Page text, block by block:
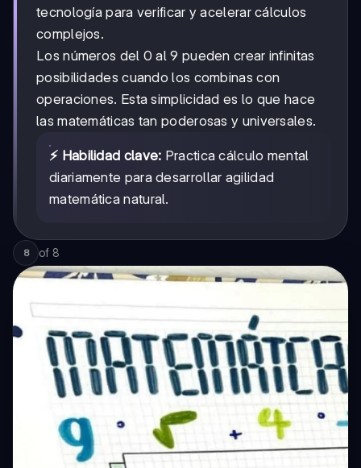
tecnología para verificar y acelerar cálculos
complejos.
Los números del 0 al 9 pueden crear infinitas
posibilidades cuando los combinas con
operaciones. Esta simplicidad es lo que hace
las matemáticas tan poderosas y universales.
⚡ Habilidad clave: Practica cálculo mental
diariamente para desarrollar agilidad
matemática natural.
8 of 8